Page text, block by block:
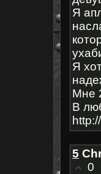
Я
Я
Μне
В
5
0